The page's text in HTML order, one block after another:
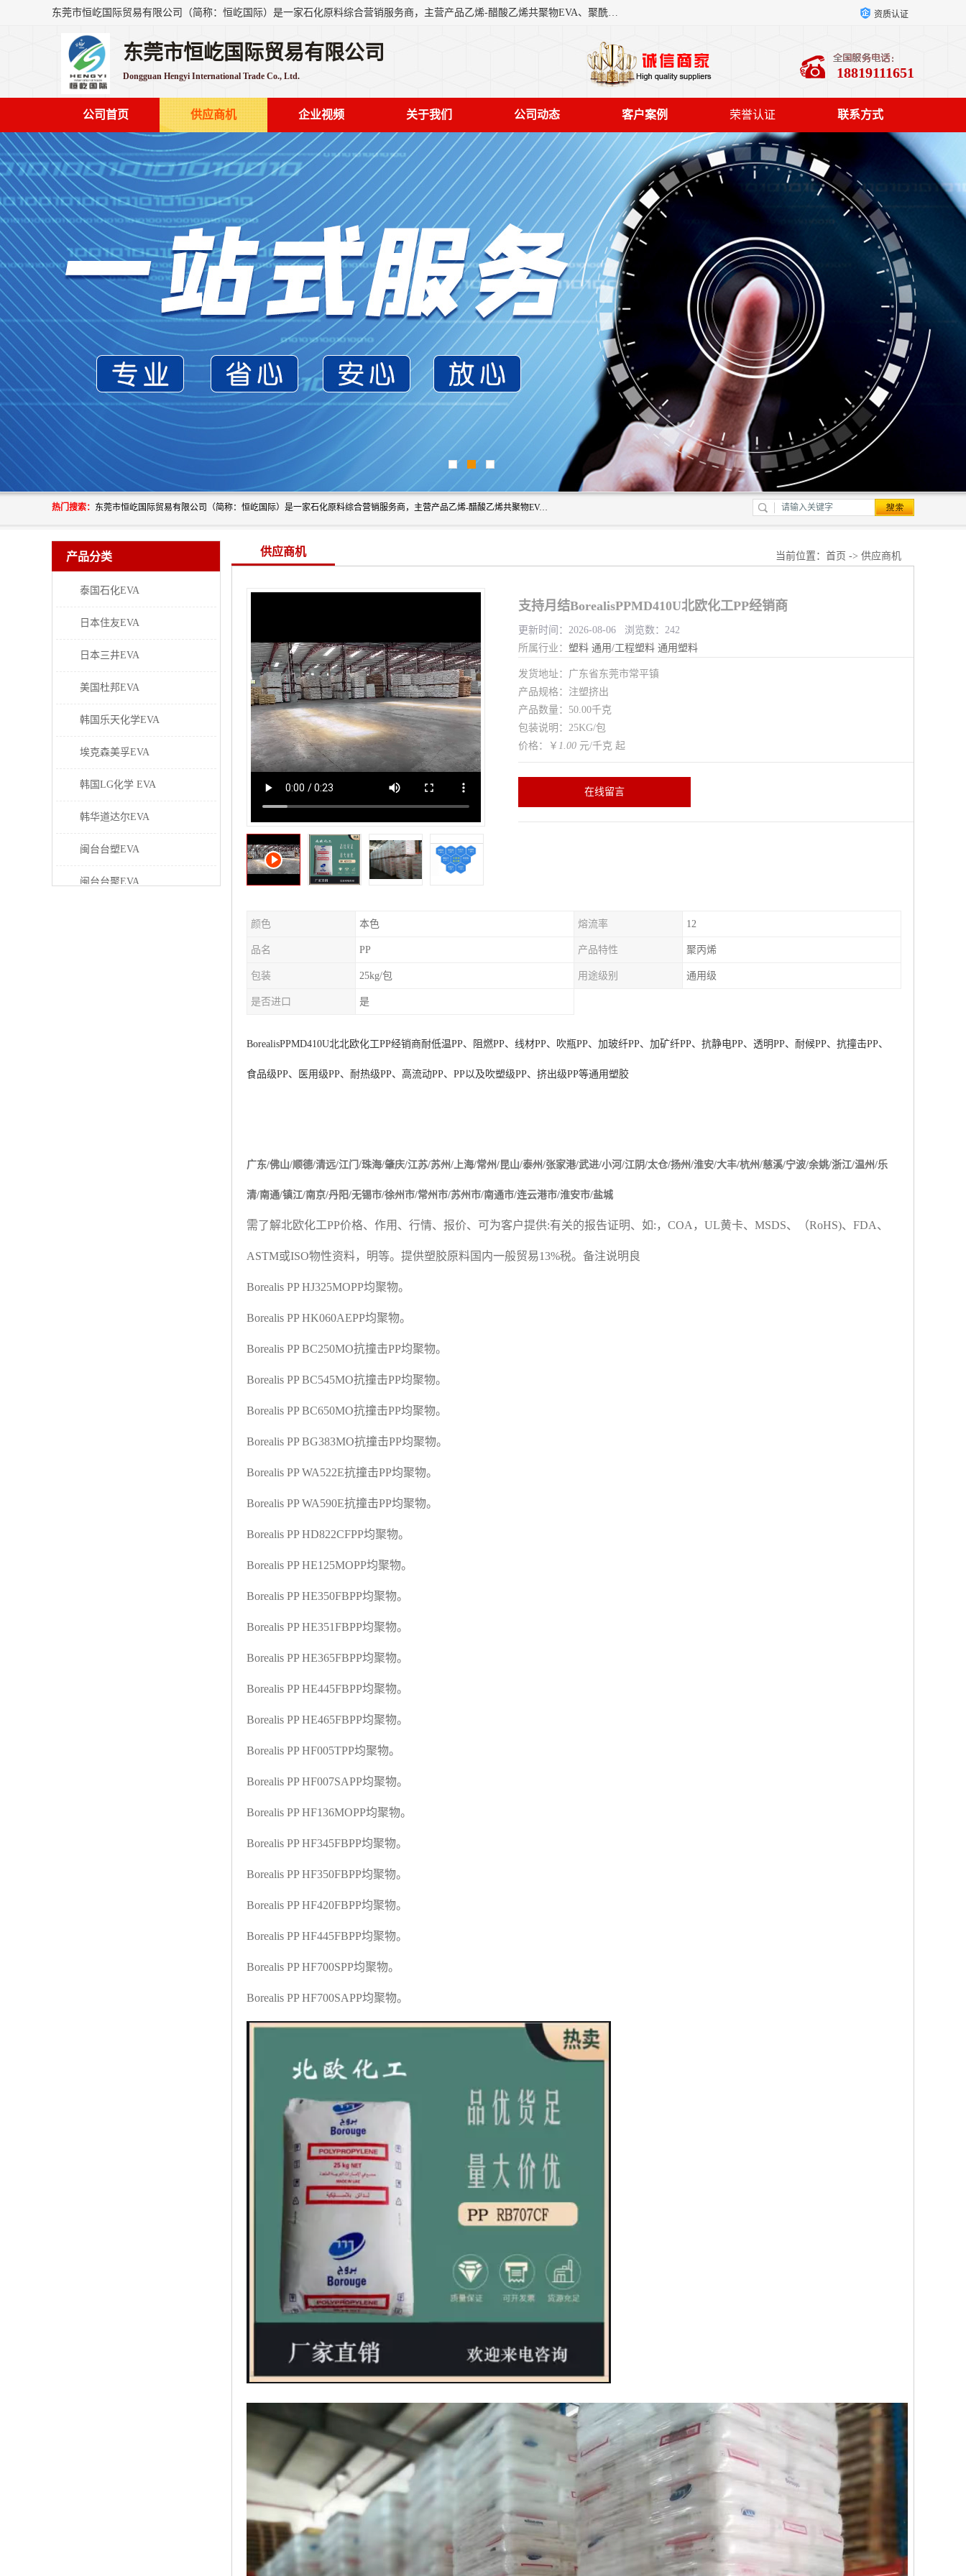
东莞市恒屹国际贸易有限公司（简称：恒屹国际）是一家石化原料综合营销服务商，主营产品乙烯-醋酸乙烯共聚物EVA、聚酰胺PA（尼龙）、醚酯型热塑弹性体TPEE等，公司秉承以市场为导向的战略思想，致力于大宗石化原料在中国市场的营销服务业务，为客户提供一站式的全面服务。 资质认证
东莞市恒屹国际贸易有限公司
Dongguan Hengyi International Trade Co., Ltd. 18819111651
公司首页 供应商机 企业视频 关于我们 公司动态 客户案例 荣誉认证 联系方式
热门搜索： 东莞市恒屹国际贸易有限公司（简称：恒屹国际）是一家石化原料综合营销服务商，主营产品乙烯-醋酸乙烯共聚物EVA、聚酰胺PA（尼龙）、醚酯型热塑弹性体TPEE等，公司秉承以市场为导向的战略思想，致力于大宗石化原料在中国市场的营销服务业务，为客户提供一站式的全面服务。
产品分类
泰国石化EVA
日本住友EVA
日本三井EVA
美国杜邦EVA
韩国乐天化学EVA
埃克森美孚EVA
韩国LG化学 EVA
韩华道达尔EVA
闽台台塑EVA
闽台台聚EVA
供应商机 当前位置： 首页 -> 供应商机
支持月结BorealisPPMD410U北欧化工PP经销商
更新时间：2026-08-06 浏览数：242
所属行业： 塑料 通用/工程塑料 通用塑料
发货地址：广东省东莞市常平镇
产品规格：注塑挤出
产品数量：50.00千克
包装说明：25KG/包
价格：￥ 1.00 元/千克 起
在线留言
颜色 本色 熔流率 12
品名 PP 产品特性 聚丙烯
包装 25kg/包 用途级别 通用级
是否进口 是
BorealisPPMD410U北北欧化工PP经销商耐低温PP、阻燃PP、线材PP、吹瓶PP、加玻纤PP、加矿纤PP、抗静电PP、透明PP、耐候PP、抗撞击PP、
食品级PP、医用级PP、耐热级PP、高流动PP、 PP以及吹塑级PP、挤出级PP等通用塑胶
广东/佛山/顺德/清远/江门 /珠海/肇庆/江苏/苏州/上海/常州/昆山/泰州/张家港/武进/小河 /江阴/太仓/扬州/淮安/大丰/杭州/慈溪/宁波/余姚/浙江/温州/乐
清/南通/镇江/南京/丹阳/无锡市/徐州市/常州市/苏州市/南通市/连云港市/淮安市/盐城
需了解北欧化工PP价格、作用、行情、报价、可为客户提供:有关的报告证明、如: ， COA ， UL黄卡、 MSDS、 （RoHS)、 FDA、
ASTM或ISO物性资料，明等。提供塑胶原料国内一般贸易13%税。备注说明良
Borealis PP HJ325MOPP均聚物。
Borealis PP HK060AEPP均聚物。
Borealis PP BC250MO抗撞击PP均聚物。
Borealis PP BC545MO抗撞击PP均聚物。
Borealis PP BC650MO抗撞击PP均聚物。
Borealis PP BG383MO抗撞击PP均聚物。
Borealis PP WA522E抗撞击PP均聚物。
Borealis PP WA590E抗撞击PP均聚物。
Borealis PP HD822CFPP均聚物。
Borealis PP HE125MOPP均聚物。
Borealis PP HE350FBPP均聚物。
Borealis PP HE351FBPP均聚物。
Borealis PP HE365FBPP均聚物。
Borealis PP HE445FBPP均聚物。
Borealis PP HE465FBPP均聚物。
Borealis PP HF005TPP均聚物。
Borealis PP HF007SAPP均聚物。
Borealis PP HF136MOPP均聚物。
Borealis PP HF345FBPP均聚物。
Borealis PP HF350FBPP均聚物。
Borealis PP HF420FBPP均聚物。
Borealis PP HF445FBPP均聚物。
Borealis PP HF700SPP均聚物。
Borealis PP HF700SAPP均聚物。